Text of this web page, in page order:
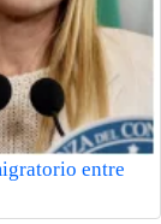
entre